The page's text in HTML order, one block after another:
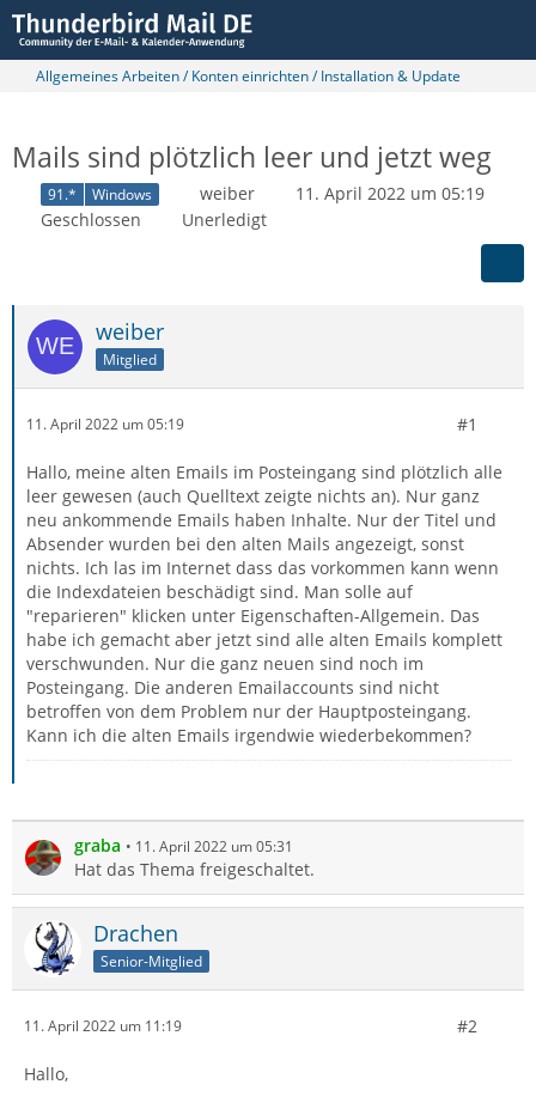
Allgemeines Arbeiten / Konten einrichten / Installation & Update
Mails sind plötzlich leer und jetzt weg
91.* Windows weiber
11. April 2022 um 05:19
Geschlossen
Unerledigt
weiber
Mitglied
11. April 2022 um 05:19 #1
Hallo, meine alten Emails im Posteingang sind plötzlich alle
leer gewesen (auch Quelltext zeigte nichts an). Nur ganz
neu ankommende Emails haben Inhalte. Nur der Titel und
Absender wurden bei den alten Mails angezeigt, sonst
nichts. Ich las im Internet dass das vorkommen kann wenn
die Indexdateien beschädigt sind. Man solle auf
"reparieren" klicken unter Eigenschaften-Allgemein. Das
habe ich gemacht aber jetzt sind alle alten Emails komplett
verschwunden. Nur die ganz neuen sind noch im
Posteingang. Die anderen Emailaccounts sind nicht
betroffen von dem Problem nur der Hauptposteingang.
Kann ich die alten Emails irgendwie wiederbekommen?
graba 11. April 2022 um 05:31
Hat das Thema freigeschaltet.
Drachen
Senior-Mitglied
11. April 2022 um 11:19 #2
Hallo,